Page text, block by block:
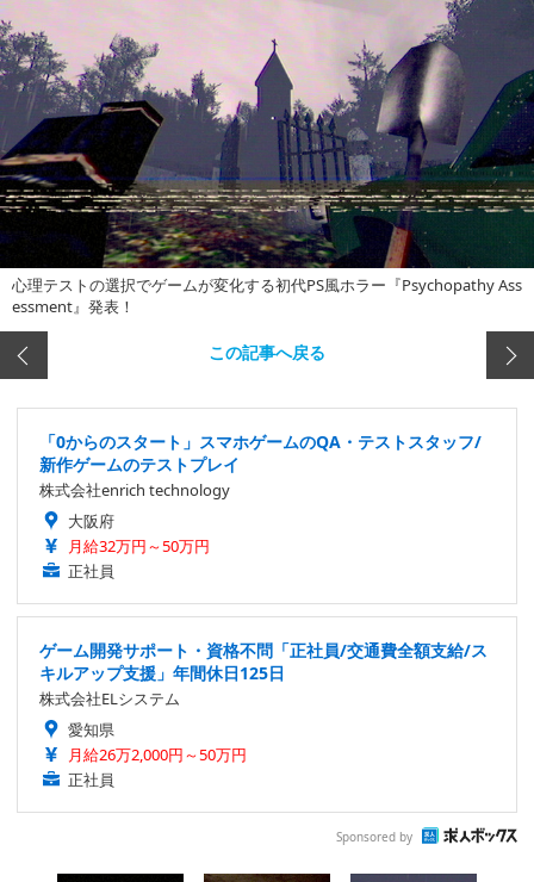
心理テストの選択でゲームが変化する初代PS風ホラー『Psychopathy Ass
essment』発表！
この記事へ戻る
「0からのスタート」スマホゲームのQA・テストスタッフ/
新作ゲームのテストプレイ
株式会社enrich technology
大阪府
月給32万円～50万円
正社員
ゲーム開発サポート・資格不問「正社員/交通費全額支給/ス
キルアップ支援」年間休日125日
株式会社ELシステム
愛知県
月給26万2,000円～50万円
正社員
Sponsored by